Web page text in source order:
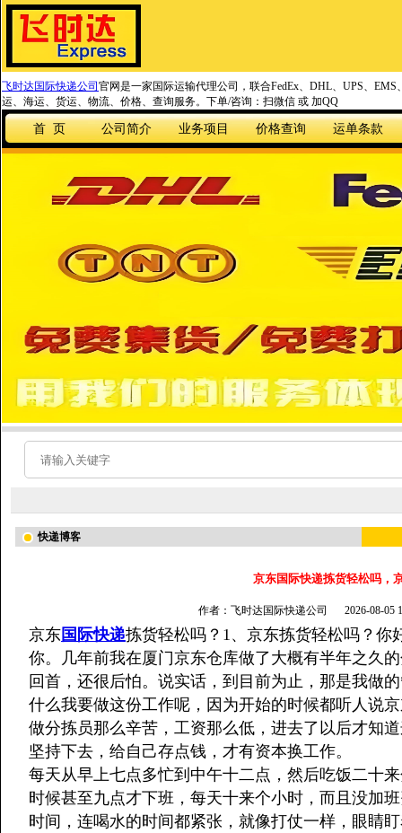
飞时达国际快递公司 官网是一家国际运输代理公司，联合FedEx、DHL、UPS、
运、海运、货运、物流、价格、查询服务。下单/咨询：扫微信 或 加QQ
首 页 公司简介 业务项目 价格查询 运单条款
快递博客
京东国际快递拣货轻松吗，
作者：飞时达国际快递公司 2026-08-05
京东国际快递拣货轻松吗？1、京东拣货轻松吗？你
你。几年前我在厦门京东仓库做了大概有半年之久
回首，还很后怕。说实话，到目前为止，那是我做
什么我要做这份工作呢，因为开始的时候都听人说
做分拣员那么辛苦，工资那么低，进去了以后才知
坚持下去，给自己存点钱，才有资本换工作。
每天从早上七点多忙到中午十二点，然后吃饭二十
时候甚至九点才下班，每天十来个小时，而且没加
时间，连喝水的时间都紧张，就像打仗一样，眼睛